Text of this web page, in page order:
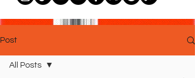
Post
All Posts